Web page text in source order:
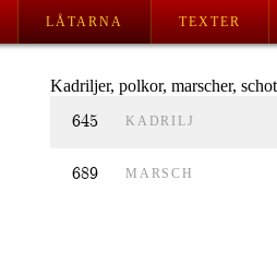
LÅTARNA TEXTER
Kadriljer, polkor, marscher,
645 KADRILJ
689 MARSCH